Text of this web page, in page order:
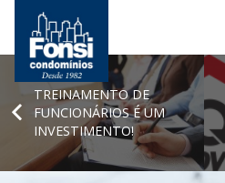
TREINAMENTO DE
FUNCIONÁRIOS É UM
INVESTIMENTO!